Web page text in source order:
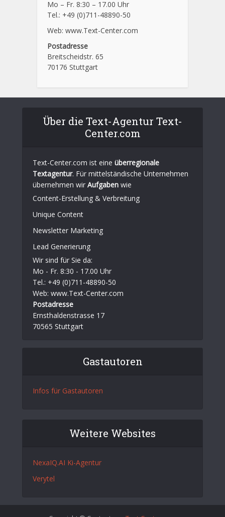
Mo – Fr. 8:30 – 17.00 Uhr
Tel.: +49 (0)711-48890-50
Web: www.Text-Center.com
Postadresse
Breitscheidstr. 65
70176 Stuttgart
Über die Text-Agentur Text-
Center.com
Text-Center.com ist eine überregionale
Textagentur. Für mittelständische Unternehmen
übernehmen wir Aufgaben wie
Content-Erstellung & Verbreitung
Unique Content
Newsletter Marketing
Lead Generierung
Wir sind für Sie da:
Mo - Fr. 8:30 - 17.00 Uhr
Tel.: +49 (0)711-48890-50
Web: www.Text-Center.com
Postadresse
Ernsthaldenstrasse 17
70565 Stuttgart
Gastautoren
Infos für Gastautoren
Weitere Websites
NexaIQ.AI Ki-Agentur
Verytel